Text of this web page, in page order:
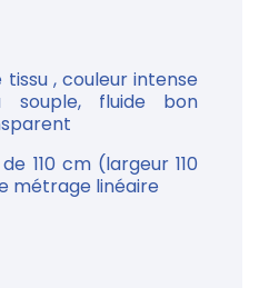
, couleur intense
souple, fluide bon
110 cm (largeur 110
métrage linéaire